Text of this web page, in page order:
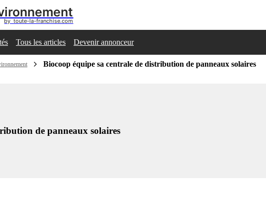
by  toute-la-franchise.com
Tous les articles Devenir annonceur
Biocoop équipe sa centrale de distribution de panneaux solaires
de panneaux solaires